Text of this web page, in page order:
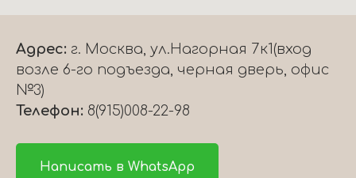
Адрес: г. Москва, ул.Нагорная 7к1(вход
возле 6-го подъезда, черная дверь, офис
№3)
Телефон: 8(915)008-22-98
Написать в WhatsApp